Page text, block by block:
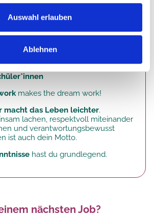
Auswahl erlauben
Ablehnen
zur Praxisanleitung (200 h)
an der Anleitung und Begleitung
makes the dream work!
macht das Leben leichter.
lachen, respektvoll miteinander
und verantwortungsbewusst
ist auch dein Motto.
hast du grundlegend.
nächsten Job?